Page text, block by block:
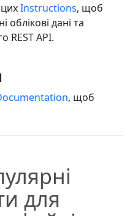
Instructions, щоб
дані та
REST API.
, щоб
для